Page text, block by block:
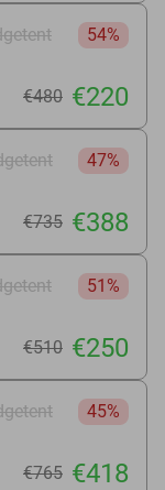
54%
€480 €220
47%
€735 €388
51%
€510 €250
45%
€765 €418